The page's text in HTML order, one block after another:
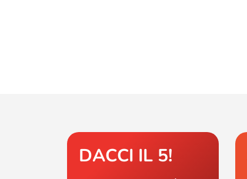
DACCI IL 5!